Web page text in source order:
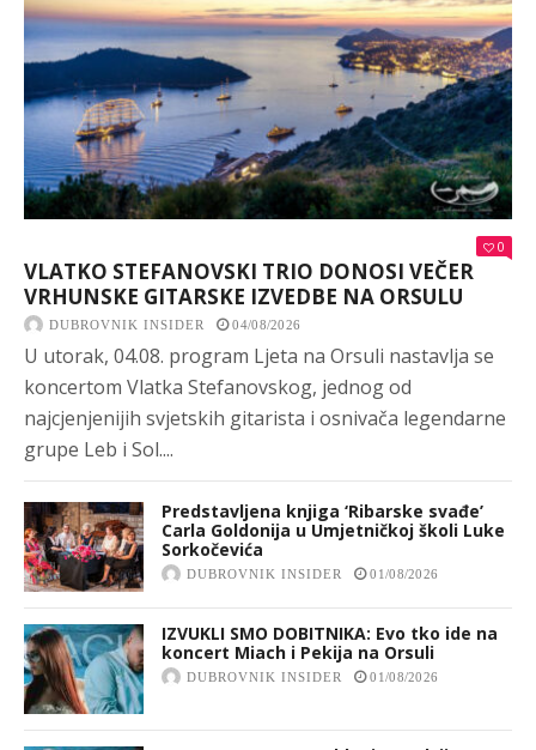
0
VLATKO STEFANOVSKI TRIO DONOSI VEČER
VRHUNSKE GITARSKE IZVEDBE NA ORSULU
DUBROVNIK INSIDER 04/08/2026
U utorak, 04.08. program Ljeta na Orsuli nastavlja se
koncertom Vlatka Stefanovskog, jednog od
najcjenjenijih svjetskih gitarista i osnivača legendarne
grupe Leb i Sol....
Predstavljena knjiga ‘Ribarske svađe’
Carla Goldonija u Umjetničkoj školi Luke
Sorkočevića
DUBROVNIK INSIDER 01/08/2026
IZVUKLI SMO DOBITNIKA: Evo tko ide na
koncert Miach i Pekija na Orsuli
DUBROVNIK INSIDER 01/08/2026